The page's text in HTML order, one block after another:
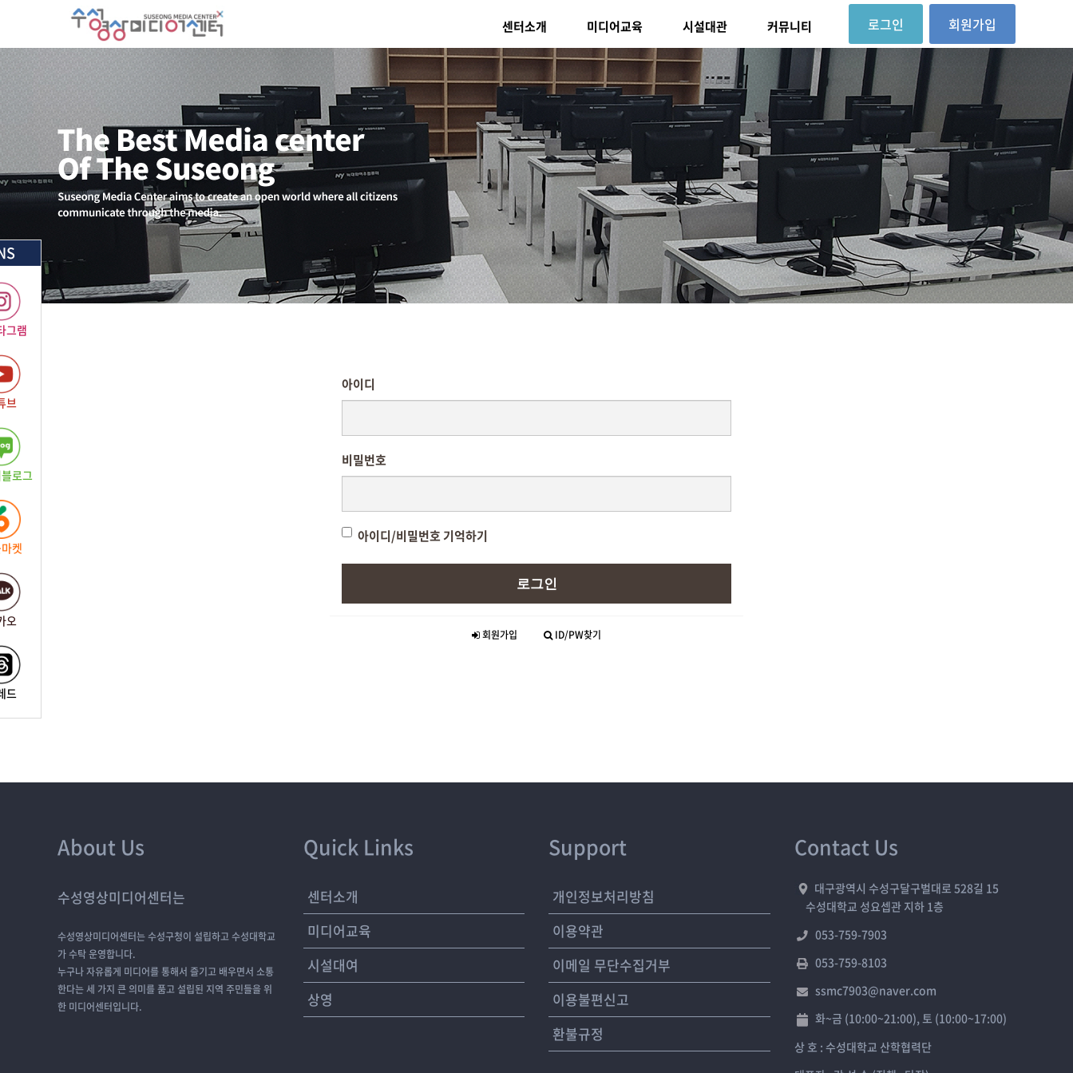
그램
브
로그
켓
오
드
센터소개 미디어교육 시설대관 커뮤니티 회원가입
로그인
아이디
비밀번호
아이디/비밀번호 기억하기
로그인
회원가입 ID/PW찾기
About Us
수성영상미디어센터는
수성영상미디어센터는 수성구청이 설립하고 수성대학교
가 수탁 운영합니다.
누구나 자유롭게 미디어를 통해서 즐기고 배우면서 소통
한다는 세 가지 큰 의미를 품고 설립된 지역 주민들을 위
한 미디어센터입니다.
Quick Links
센터소개
미디어교육
시설대여
상영
Support
개인정보처리방침
이용약관
이메일 무단수집거부
이용불편신고
환불규정
Contact Us
대구광역시 수성구달구벌대로 528길 15
수성대학교 성요셉관 지하 1층
053-759-7903
053-759-8103
ssmc7903@naver.com
화~금 (10:00~21:00), 토 (10:00~17:00)
상 호 : 수성대학교 산학협력단